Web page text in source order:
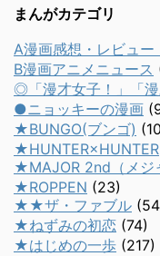
まんがカテゴリ
A漫画感想・レビュー
B漫画アニメニュース
◎「漫才女子！」「漫
●ニョッキーの漫画
★BUNGO(ブンゴ)
★HUNTER×HUNTER
★MAJOR 2nd（メジ
★ROPPEN (23)
★★ザ・ファブル
★ねずみの初恋 (74)
★はじめの一歩 (217)